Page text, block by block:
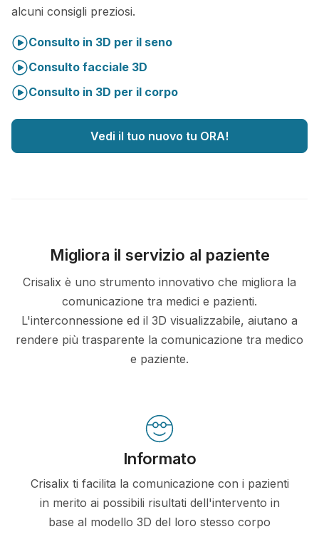
alcuni consigli preziosi.
Consulto in 3D per il seno
Consulto facciale 3D
Consulto in 3D per il corpo
Vedi il tuo nuovo tu ORA!
Migliora il servizio al paziente
Crisalix è uno strumento innovativo che migliora la
comunicazione tra medici e pazienti.
L'interconnessione ed il 3D visualizzabile, aiutano a
rendere più trasparente la comunicazione tra medico
e paziente.
Informato
Crisalix ti facilita la comunicazione con i pazienti
in merito ai possibili risultati dell'intervento in
base al modello 3D del loro stesso corpo